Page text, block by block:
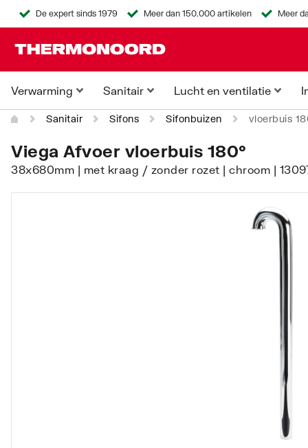
De expert sinds 1979 Meer dan 150.000 artikelen Meer
Verwarming Sanitair Lucht en ventilatie
Sanitair Sifons Sifonbuizen vloerbuis
Viega Afvoer vloerbuis 180°
38x680mm | met kraag / zonder rozet | chroom |